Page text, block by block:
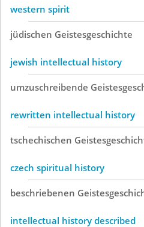
western spirit
jüdischen Geistesgeschichte
jewish intellectual history
umzuschreibende
rewritten intellectual history
tschechischen
czech spiritual history
beschriebenen
intellectual history described